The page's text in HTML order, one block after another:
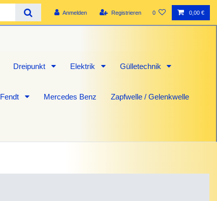
Anmelden Registrieren 0 0,00 €
Dreipunkt Elektrik Gülletechnik
Fendt Mercedes Benz Zapfwelle / Gelenkwelle